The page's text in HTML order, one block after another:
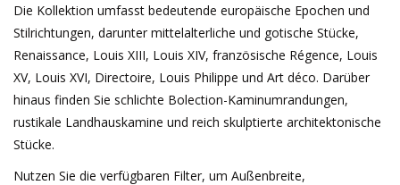
Die Kollektion umfasst bedeutende europäische Epochen und
Stilrichtungen, darunter mittelalterliche und gotische Stücke,
Renaissance, Louis XIII, Louis XIV, französische Régence, Louis
XV, Louis XVI, Directoire, Louis Philippe und Art déco. Darüber
hinaus finden Sie schlichte Bolection-Kaminumrandungen,
rustikale Landhauskamine und reich skulptierte architektonische
Stücke.
Nutzen Sie die verfügbaren Filter, um Außenbreite,